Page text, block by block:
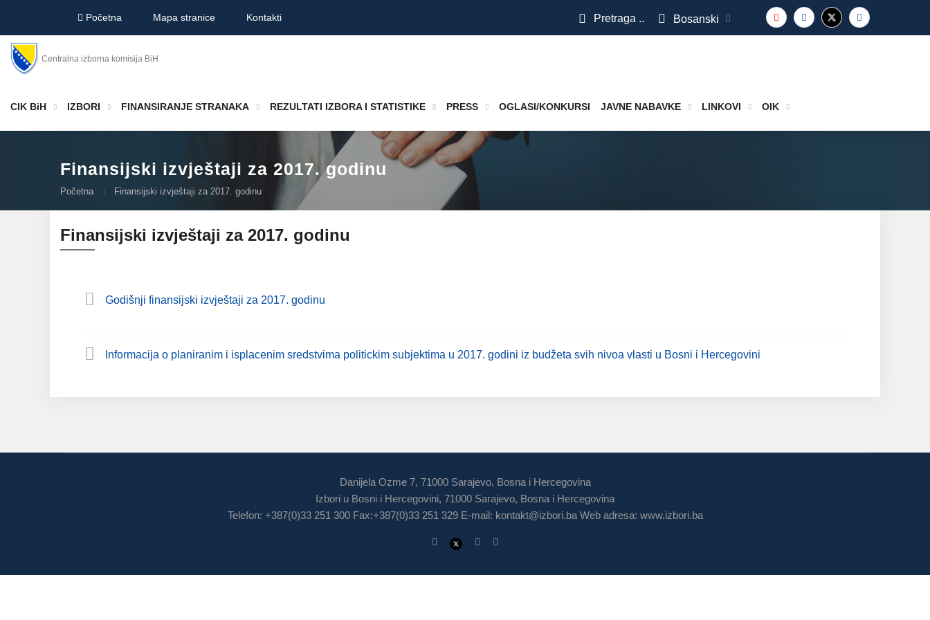
Početna Mapa stranice Kontakti Pretraga .. Bosanski
Centralna izborna komisija BiH
CIK BiH IZBORI FINANSIRANJE STRANAKA REZULTATI IZBORA I STATISTIKE PRESS OGLASI/KONKURSI JAVNE NABAVKE LINKOVI OIK
Finansijski izvještaji za 2017. godinu
Početna Finansijski izvještaji za 2017. godinu
Finansijski izvještaji za 2017. godinu
Godišnji finansijski izvještaji za 2017. godinu
Informacija o planiranim i isplacenim sredstvima politickim subjektima u 2017. godini iz budžeta svih nivoa vlasti u Bosni i Hercegovini
Danijela Ozme 7, 71000 Sarajevo, Bosna i Hercegovina
Izbori u Bosni i Hercegovini, 71000 Sarajevo, Bosna i Hercegovina
Telefon: +387(0)33 251 300 Fax:+387(0)33 251 329 E-mail: kontakt@izbori.baWeb adresa: www.izbori.ba